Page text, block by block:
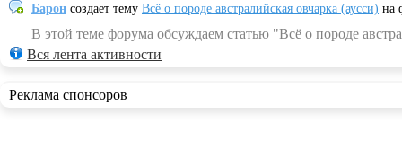
Барон создает тему Всё о породе австралийская овчарка (аусси) на
В этой теме форума обсуждаем статью "Всё о породе
Вся лента активности
Реклама спонсоров